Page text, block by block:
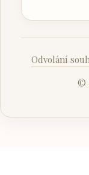
Odvolání
©